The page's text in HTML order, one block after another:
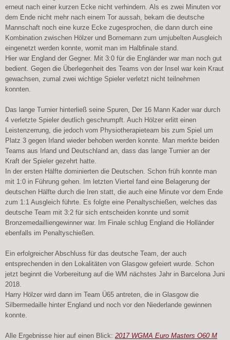
erneut nach einer kurzen Ecke nicht verhindern. Als es zwei Minuten vor
dem Ende nicht mehr nach einem Tor aussah, bekam die deutsche
Mannschaft noch eine kurze Ecke zugesprochen, die dann durch eine
Kombination zwischen Hölzer und Bornemann zum umjubelten Ausgleich
eingenetzt werden konnte, womit man im Halbfinale stand.
Hier war England der Gegner. Mit 3:0 für die Engländer war man noch gut
bedient. Gegen die Überlegenheit des Teams von der Insel war kein Kraut
gewachsen, zumal zwei wichtige Spieler verletzt nicht teilnehmen
konnten.
Das lange Turnier hinterließ seine Spuren, Der 16 Mann Kader war durch
4 verletzte Spieler deutlich geschrumpft. Auch Hölzer erlitt einen
Leistenzerrung, die jedoch vom Physiotherapieteam bis zum Spiel um
Platz 3 gegen Irland wieder behoben werden konnte. Man merkte beiden
Teams aus Irland und Deutschland an, dass das lange Turnier an der
Kraft der Spieler gezehrt hatte.
In der ersten Hälfte dominierten die Deutschen. Schon früh konnte man
mit 1:0 in Führung gehen. Im letzten Viertel fand eine Belagerung der
deutschen Hälfte durch die Iren statt, die auch eine Minute vor dem Ende
zum 1:1 Ausgleich führte. Es folgte eine Penaltyschießen, welches das
deutsche Team mit 3:2 für sich entscheiden konnte und somit
Bronzemedailliengewinner war. Im Finale schlug England die Holländer
ebenfalls im Penaltyschießen.
Ein erfolgreicher Abschluss für das deutsche Team, der auch
entsprechenden in den Lokalitäten von Glasgow gefeiert wurde. Schon
jetzt beginnt die Vorbereitung auf die WM nächstes Jahr in Barcelona Juni
2018.
Harry Hölzer wird dann im Team Ü65 antreten, die in Glasgow die
Silbermedaille hinter England und noch vor den Niederlande gewinnen
konnte.
Alle Ergebnisse hier auf einen Blick: 2017 WGMA Euro Masters O60 M